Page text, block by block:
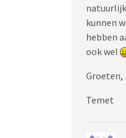
kunnen
hebben
ook wel
Groeten,
Temet